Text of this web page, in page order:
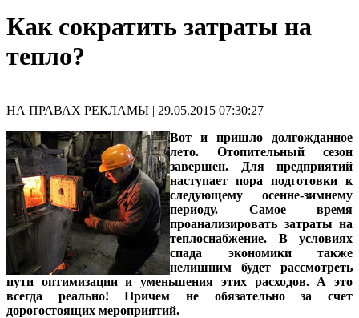
Как сократить затраты на
тепло?
НА ПРАВАХ РЕКЛАМЫ | 29.05.2015 07:30:27
Вот и пришло долгожданное
лето. Отопительный сезон
завершен. Для предприятий
наступает пора подготовки к
следующему осенне-зимнему
периоду. Самое время
проанализировать затраты на
теплоснабжение. В условиях
спада экономики также
нелишним будет рассмотреть
пути оптимизации и уменьшения этих расходов. А это
всегда реально! Причем не обязательно за счет
дорогостоящих мероприятий.